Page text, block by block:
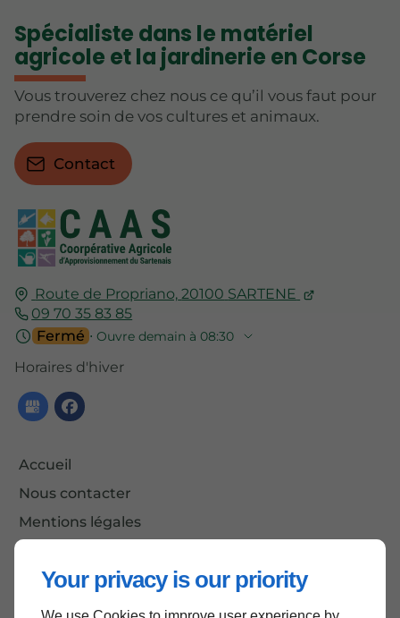
Your privacy is our priority
Route de Propriano, 20100 SARTENE
09 70 35 83 85
Fermé ⋅ Ouvre demain à 08:30
Horaires d'hiver
Accueil
Nous contacter
Mentions légales
Spécialiste dans le matériel
agricole et la jardinerie en Corse
Vous trouverez chez nous ce qu’il vous faut pour
prendre soin de vos cultures et animaux.
Contact